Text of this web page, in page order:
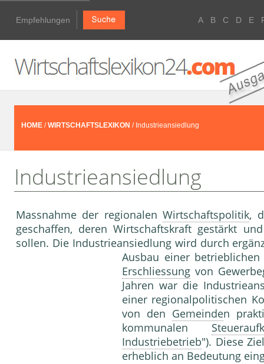
Empfehlungen A B C D E
HOME /WIRTSCHAFTSLEXIKON / Industrieansiedlung
Industrieansiedlung
Massnahme der regionalenWirtschaftspolitik,
geschaffen, deren Wirtschaftskraft gestärkt
sollen. Die Industrieansiedlung wird durch
Ausbau einer
Erschliessung von
Jahren war die
einer regionalpolitischen
von den Gemeinden
kommunalen
Industriebetrieb"). Diese
erheblich an Bedeutung